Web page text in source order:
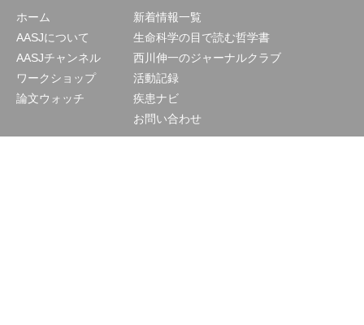
ホーム
AASJについて
AASJチャンネル
ワークショップ
論文ウォッチ
新着情報一覧
生命科学の目で読む哲学書
西川伸一のジャーナルクラブ
活動記録
疾患ナビ
お問い合わせ